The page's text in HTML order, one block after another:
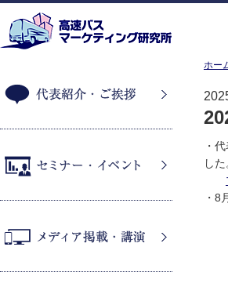
ホー
・
した
・8